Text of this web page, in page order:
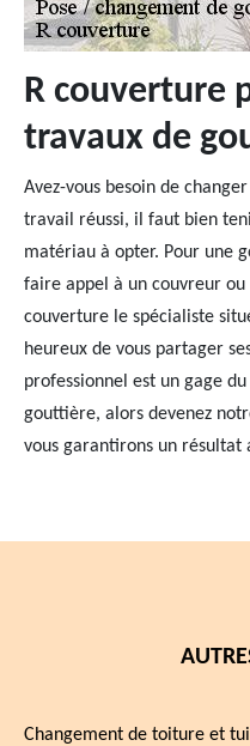
R couverture
travaux de
Avez-vous besoin de
travail réussi, il faut bien
matériau à opter. Pour une
faire appel à un couvreur
couverture le spécialiste
heureux de vous partager
professionnel est un gage
gouttière, alors devenez
vous garantirons un résultat
Changement de toiture et